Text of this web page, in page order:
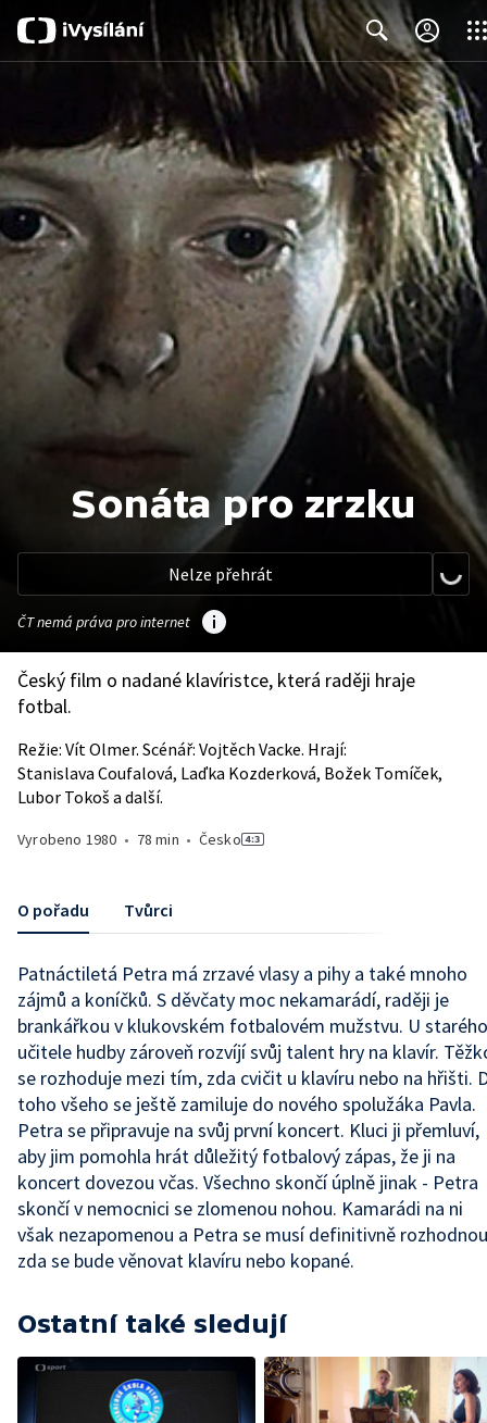
Search
Sonáta pro zrzku
Nelze přehrát
ČT nemá práva pro internet
Český film o nadané klavíristce, která raději hraje
fotbal.
Režie: Vít Olmer. Scénář: Vojtěch Vacke. Hrají:
Stanislava Coufalová, Laďka Kozderková, Božek Tomíček,
Lubor Tokoš a další.
Vyrobeno 1980 • 78 min • Česko
O pořadu Tvůrci
Patnáctiletá Petra má zrzavé vlasy a pihy a také mnoho
zájmů a koníčků. S děvčaty moc nekamarádí, raději je
brankářkou v klukovském fotbalovém mužstvu. U starého
učitele hudby zároveň rozvíjí svůj talent hry na klavír.
se rozhoduje mezi tím, zda cvičit u klavíru nebo na hřišti.
toho všeho se ještě zamiluje do nového spolužáka Pavla.
Petra se připravuje na svůj první koncert. Kluci ji přemluví,
aby jim pomohla hrát důležitý fotbalový zápas, že ji na
koncert dovezou včas. Všechno skončí úplně jinak - Petra
skončí v nemocnici se zlomenou nohou. Kamarádi na ni
však nezapomenou a Petra se musí definitivně
zda se bude věnovat klavíru nebo kopané.
Ostatní také sledují